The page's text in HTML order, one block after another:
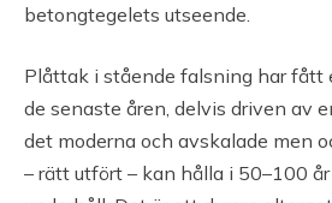
betongtegelets utseende.
Plåttak i stående falsning har fått
de senaste åren, delvis driven av
det moderna och avskalade men
– rätt utfört – kan hålla i 50–100